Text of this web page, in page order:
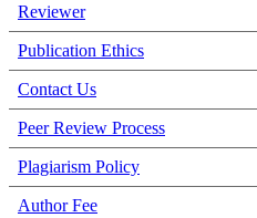
Reviewer
Publication Ethics
Contact Us
Peer Review Process
Plagiarism Policy
Author Fee